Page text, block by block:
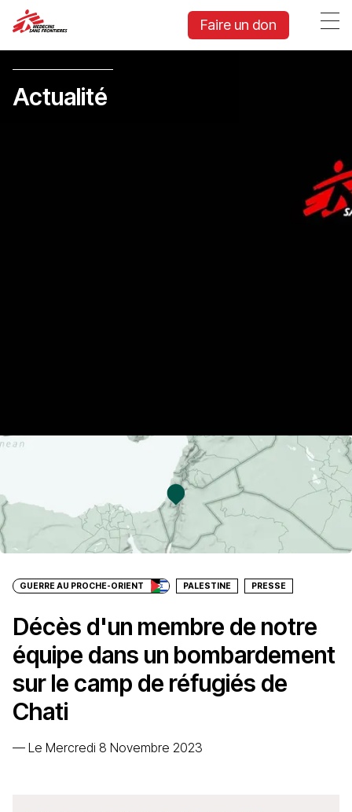
Faire un don
Actualité
GUERRE AU PROCHE-ORIENT PALESTINE PRESSE
Décès d'un membre de notre
équipe dans un bombardement
sur le camp de réfugiés de
Chati
— Le Mercredi 8 Novembre 2023